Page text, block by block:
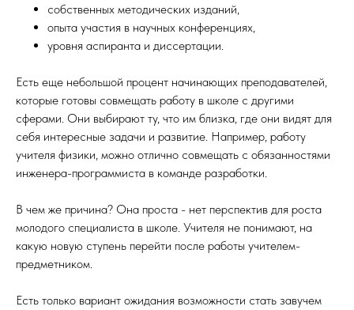
собственных методических изданий,
опыта участия в научных конференциях,
уровня аспиранта и диссертации.
Есть еще небольшой процент начинающих преподавателей,
которые готовы совмещать работу в школе с другими
сферами. Они выбирают ту, что им близка, где они видят для
себя интересные задачи и развитие. Например, работу
учителя физики, можно отлично совмещать с обязанностями
инженера-программиста в команде разработки.
В чем же причина? Она проста - нет перспектив для роста
молодого специалиста в школе. Учителя не понимают, на
какую новую ступень перейти после работы учителем-
предметником.⠀
Есть только вариант ожидания возможности стать завучем